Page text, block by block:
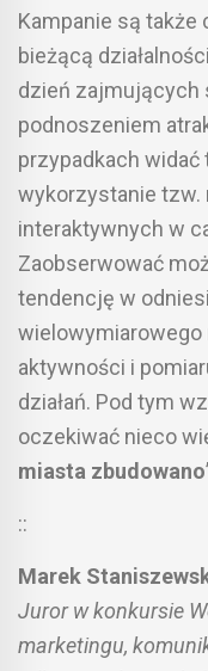
Kampanie są
bieżącą
dzień zajmujących
podnoszeniem
przypadkach
wykorzystanie
interaktywnych w
Zaobserwować
tendencję w
wielowymiarowego
aktywności i
działań. Pod tym
oczekiwać nieco
miasta zbudowano
::
Marek
Juror w konkursie
marketingu,